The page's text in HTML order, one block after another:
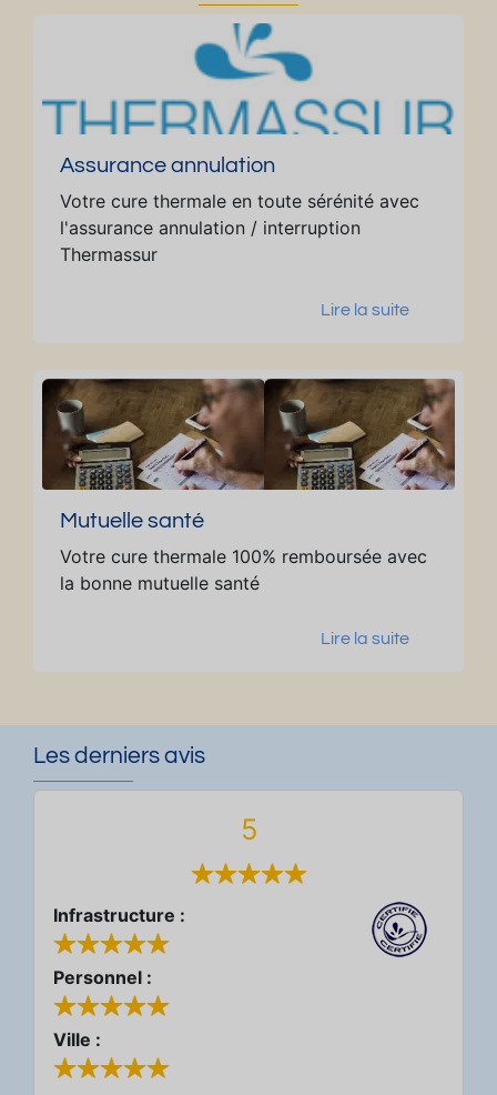
er
.
P
t
cu
ris
te
s
ou
Assurance annulation
Votre cure thermale en toute sérénité avec
l'assurance annulation / interruption
Thermassur
Lire la suite
Mutuelle santé
Votre cure thermale 100% remboursée avec
la bonne mutuelle santé
Lire la suite
Les derniers avis
5
Infrastructure :
Personnel :
Ville :